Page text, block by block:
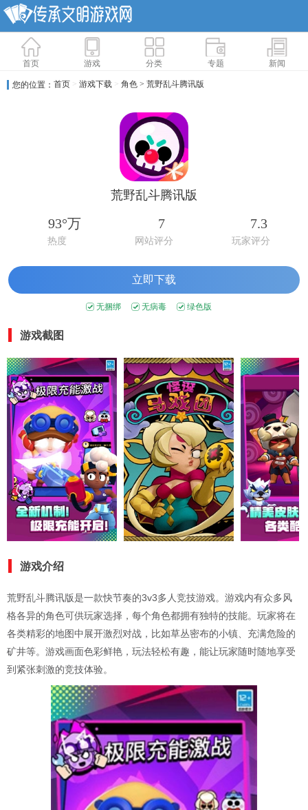
首页 游戏 分类 专题 新闻
您的位置： 首页 > 游戏下载 > 角色 > 荒野乱斗腾讯版
荒野乱斗腾讯版
93°万
热度
7
网站评分
7.3
玩家评分
立即下载
无捆绑 无病毒 绿色版
游戏截图
游戏介绍
荒野乱斗腾讯版是一款快节奏的3v3多人竞技游戏。游戏内有众多风
格各异的角色可供玩家选择，每个角色都拥有独特的技能。玩家将在
各类精彩的地图中展开激烈对战，比如草丛密布的小镇、充满危险的
矿井等。游戏画面色彩鲜艳，玩法轻松有趣，能让玩家随时随地享受
到紧张刺激的竞技体验。